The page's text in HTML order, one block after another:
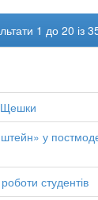
1 до 20 із
Щешки
у
студентів